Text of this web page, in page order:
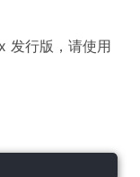
发行版，请使用